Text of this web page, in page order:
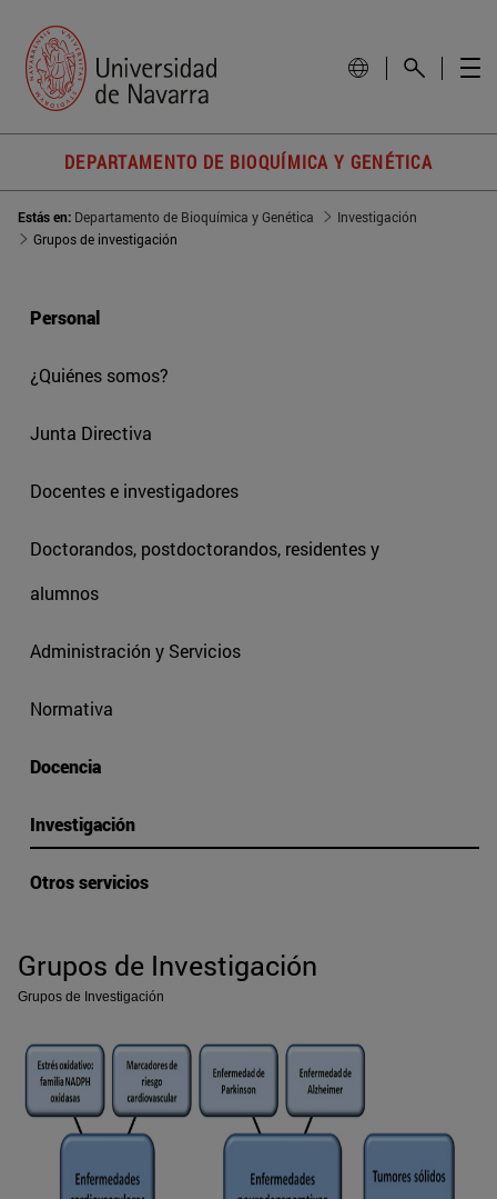
DEPARTAMENTO DE BIOQUÍMICA Y GENÉTICA
Estás en: Departamento de Bioquímica y Genética
Investigación
Grupos de investigación
Personal
¿Quiénes somos?
Junta Directiva
Docentes e investigadores
Doctorandos, postdoctorandos, residentes y
alumnos
Administración y Servicios
Normativa
Docencia
Investigación
Otros servicios
Grupos de Investigación
Grupos de Investigación